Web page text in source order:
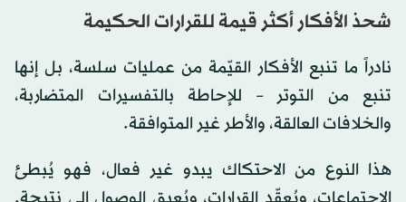
شحذ الأفكار أكثر قيمة للقرارات الحكيمة
نادراً ما تنبع الأفكار القيّمة من عمليات سلسة، بل إنها
تنبع من التوتر – للإحاطة بالتفسيرات المتضاربة،
والخلافات العالقة، والأطر غير المتوافقة.
هذا النوع من الاحتكاك يبدو غير فعال، فهو يُبطئ